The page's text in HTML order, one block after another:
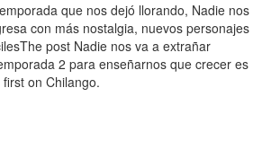
que nos dejó llorando, Nadie nos
con más nostalgia, nuevos personajes
post Nadie nos va a extrañar
2 para enseñarnos que crecer es
on Chilango.